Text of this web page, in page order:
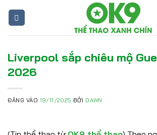
Liverpool sắp chiêu mộ
2026
ĐĂNG VÀO19/11/2025 BỞI DAWN